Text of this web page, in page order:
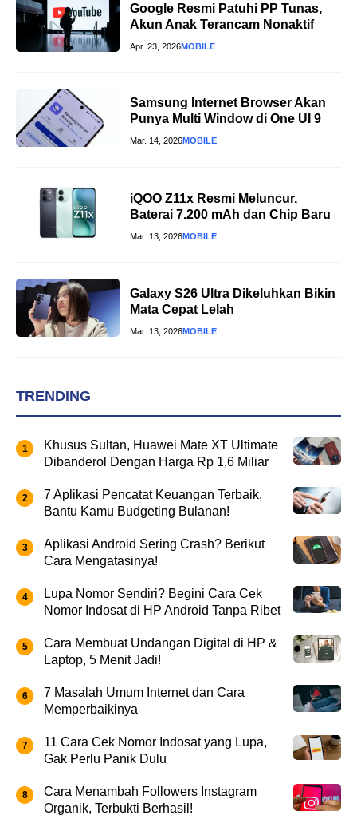
Google Resmi Patuhi PP Tunas,
Akun Anak Terancam Nonaktif
Apr. 23, 2026MOBILE
Samsung Internet Browser Akan
Punya Multi Window di One UI 9
Mar. 14, 2026MOBILE
iQOO Z11x Resmi Meluncur,
Baterai 7.200 mAh dan Chip Baru
Mar. 13, 2026MOBILE
Galaxy S26 Ultra Dikeluhkan Bikin
Mata Cepat Lelah
Mar. 13, 2026MOBILE
TRENDING
Khusus Sultan, Huawei Mate XT Ultimate
Dibanderol Dengan Harga Rp 1,6 Miliar
7 Aplikasi Pencatat Keuangan Terbaik,
Bantu Kamu Budgeting Bulanan!
Aplikasi Android Sering Crash? Berikut
Cara Mengatasinya!
Lupa Nomor Sendiri? Begini Cara Cek
Nomor Indosat di HP Android Tanpa Ribet
Cara Membuat Undangan Digital di HP &
Laptop, 5 Menit Jadi!
7 Masalah Umum Internet dan Cara
Memperbaikinya
11 Cara Cek Nomor Indosat yang Lupa,
Gak Perlu Panik Dulu
Cara Menambah Followers Instagram
Organik, Terbukti Berhasil!